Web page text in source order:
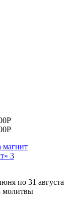
по 31 августа
молитвы